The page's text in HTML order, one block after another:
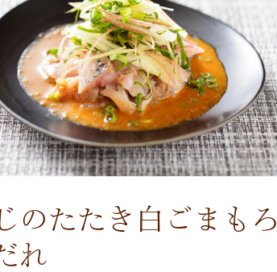
のたたき白ごまもろ
れ